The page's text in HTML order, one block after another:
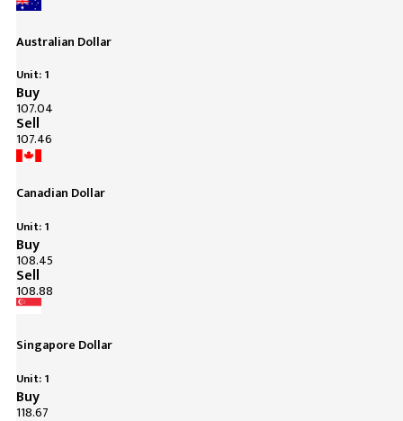
Australian Dollar
Unit: 1
Buy
107.04
Sell
107.46
Canadian Dollar
Unit: 1
Buy
108.45
Sell
108.88
Singapore Dollar
Unit: 1
Buy
118.67